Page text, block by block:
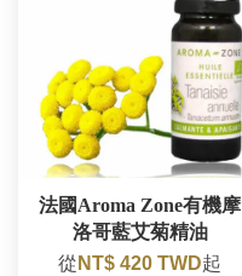
法國Aroma Zone有機摩
洛哥藍艾菊精油
從 NT$ 420 TWD起